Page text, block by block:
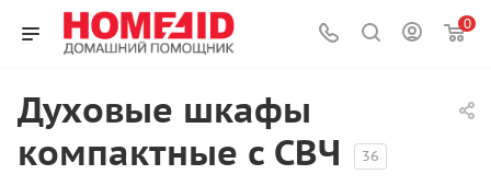
0
Духовые шкафы
компактные с СВЧ
36